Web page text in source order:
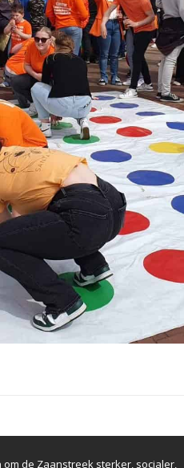
de Zaanstreek sterker, socialer,